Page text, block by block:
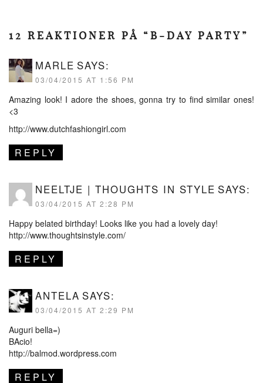
12 REAKTIONER PÅ “B-DAY PARTY”
MARLE SAYS:
03/04/2015 AT 1:56 PM
Amazing look! I adore the shoes, gonna try to find similar ones!
<3
http://www.dutchfashiongirl.com
REPLY
NEELTJE | THOUGHTS IN STYLE SAYS:
03/04/2015 AT 2:28 PM
Happy belated birthday! Looks like you had a lovely day!
http://www.thoughtsinstyle.com/
REPLY
ANTELA SAYS:
03/04/2015 AT 2:29 PM
Auguri bella=)
BAcio!
http://balmod.wordpress.com
REPLY